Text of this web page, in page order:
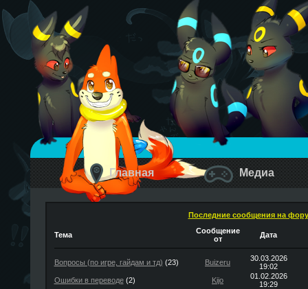
Главная Медиа
Последние сообщения на
Тема
Сообщение
от
Дата
Вопросы (по игре, гайдам и тд) (23) Buizeru
30.03.2026
19:02
Ошибки в переводе(2) Kijo
01.02.2026
19:29